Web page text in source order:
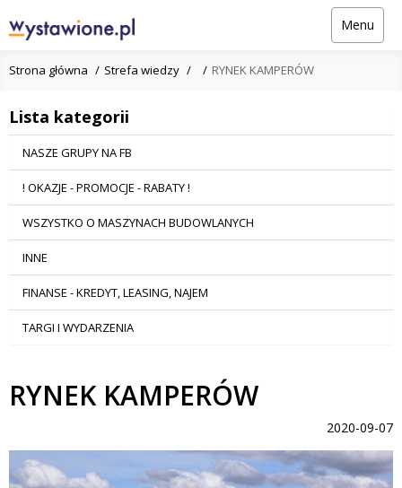
Menu
Strona główna Strefa wiedzy RYNEK KAMPERÓW
Lista kategorii
NASZE GRUPY NA FB
! OKAZJE - PROMOCJE - RABATY !
WSZYSTKO O MASZYNACH BUDOWLANYCH
INNE
FINANSE - KREDYT, LEASING, NAJEM
TARGI I WYDARZENIA
RYNEK KAMPERÓW
2020-09-07